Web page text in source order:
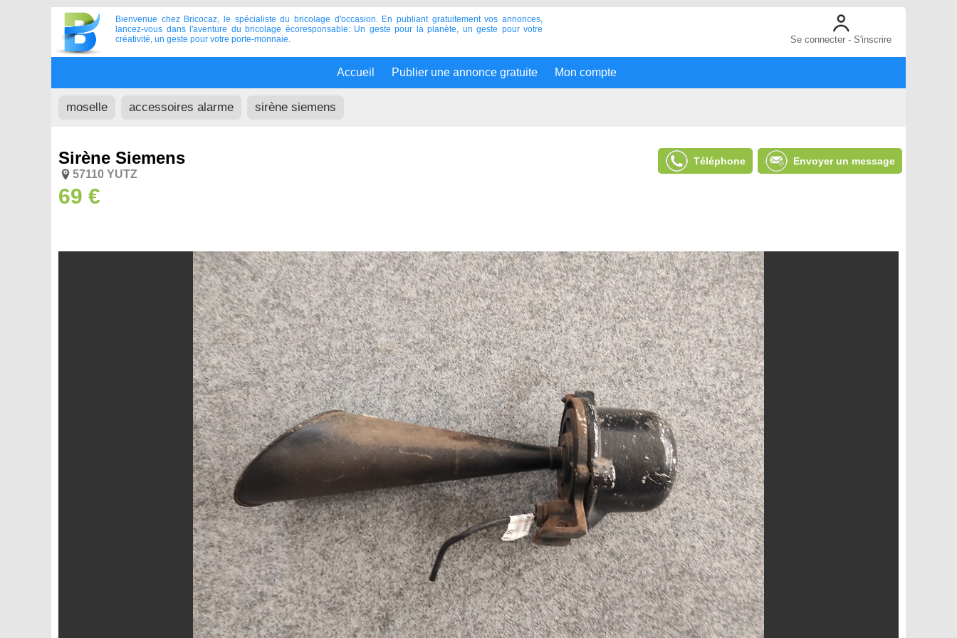
Se connecter - S'inscrire
Bienvenue chez Bricocaz, le spécialiste du bricolage d'occasion. En publiant gratuitement vos annonces,
lancez-vous dans l'aventure du bricolage écoresponsable: Un geste pour la planète, un geste pour votre
créativité, un geste pour votre porte-monnaie.
Accueil Publier une annonce gratuite Mon compte
moselle accessoires alarme sirène siemens
Sirène Siemens
57110 YUTZ
69 €
Téléphone Envoyer un message